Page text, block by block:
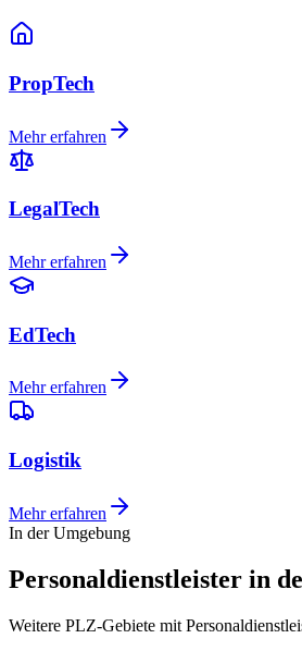
PropTech
Mehr erfahren
LegalTech
Mehr erfahren
EdTech
Mehr erfahren
Logistik
Mehr erfahren
In der Umgebung
Personaldienstleister in
Weitere PLZ-Gebiete mit